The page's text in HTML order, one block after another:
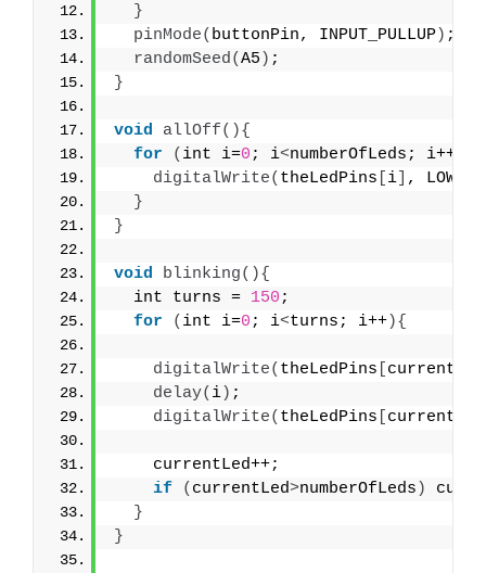
}
pinMode( buttonPin, INPUT_PULLUP) ;
randomSeed(A5 ) ;
}
void allOff(){
for
( int i=0 ; i<numberOfLeds; i++
digitalWrite( theLedPins i , LOW
}
}
void blinking(){
  int turns =
150 ;
for
( int i=0 ; i<turns; i++){
digitalWrite( theLedPins currentLed
delay( i) ;
digitalWrite( theLedPins currentLed
    currentLed++;
if
( currentLed>numberOfLeds )
}
}